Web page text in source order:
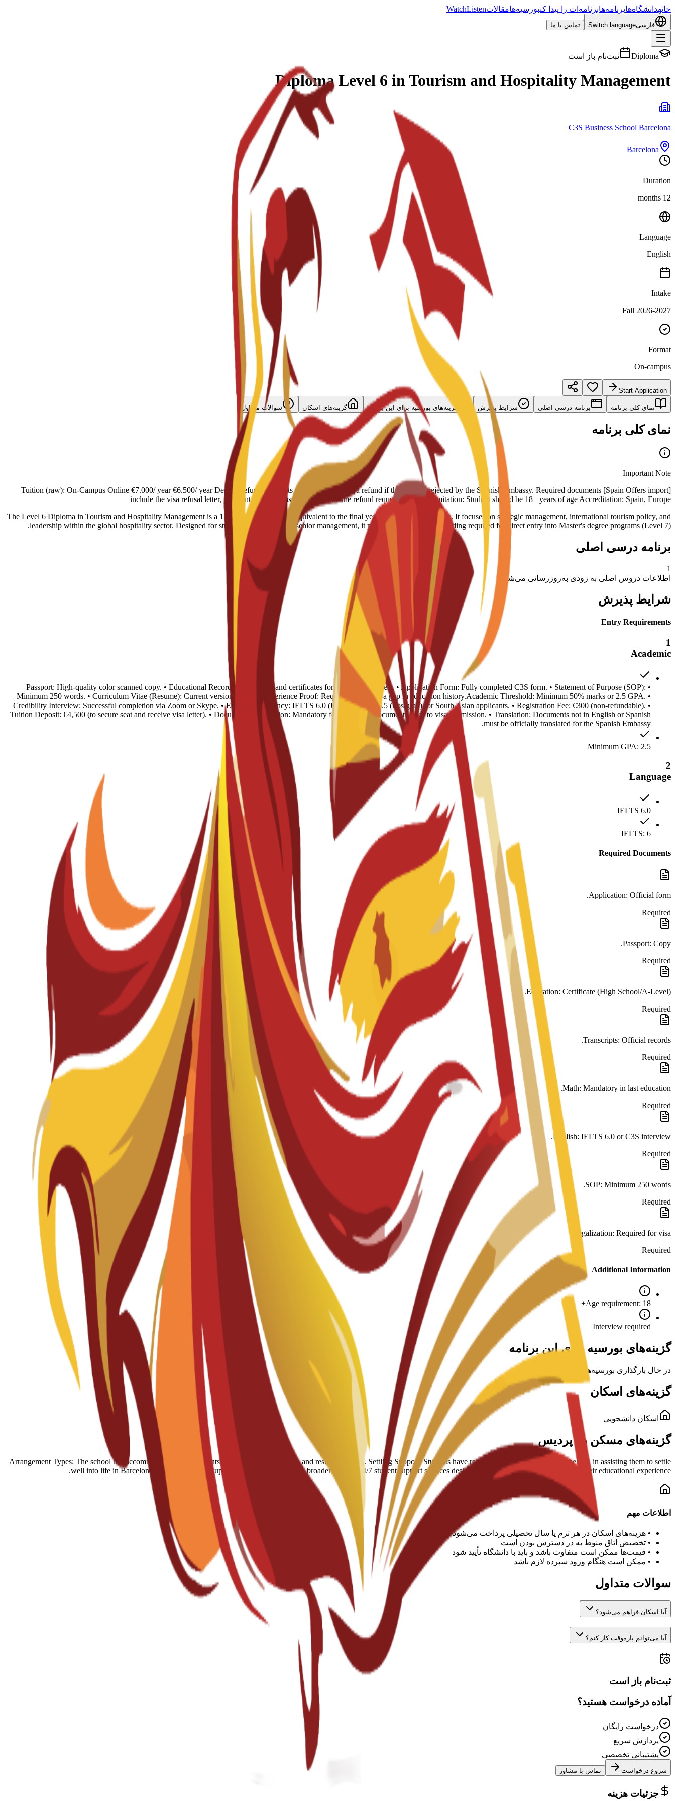
خانهدانشگاه‌هابرنامه‌هابرنامه‌ات را پیدا کنبورسیه‌هامقالات WatchListen
فارسیSwitch language تماس با ما
Diploma ثبت‌نام باز است
Diploma Level 6 in Tourism and Hospitality Management
C3S Business School Barcelona
Barcelona
Duration
12 months
Language
English
Intake
Fall 2026-2027
Format
On-campus
Start Application
نمای کلی برنامه برنامه درسی اصلی شرایط پذیرش گزینه‌های بورسیه برای این برنامه گزینه‌های اسکان سوالات متداول
نمای کلی برنامه
Important Note
[Spain Offers import] Tuition (raw): On-Campus Online €7.000/ year €6.500/ year Deposit refund: Students may be eligible for a refund if their visa is rejected by the Spanish Embassy. Required documents
include the visa refusal letter, payment receipts, passport copy, and the refund request form Age limitation: Student should be 18+ years of age Accreditation: Spain, Europe
The Level 6 Diploma in Tourism and Hospitality Management is a 120-credit qualification equivalent to the final year of a Bachelor's degree. It focuses on strategic management, international tourism policy, and
leadership within the global hospitality sector. Designed for students transitioning to senior management, it provides the academic standing required for direct entry into Master's degree programs (Level 7).
برنامه درسی اصلی
1
اطلاعات دروس اصلی به زودی به‌روزرسانی می‌شود
شرایط پذیرش
Entry Requirements
1
Academic
• Passport: High-quality color scanned copy. • Educational Records: Transcripts and certificates for all previous levels. • Application Form: Fully completed C3S form. • Statement of Purpose (SOP):
Minimum 250 words. • Curriculum Vitae (Resume): Current version. • Work Experience Proof: Required if there is a gap in education history.Academic Threshold: Minimum 50% marks or 2.5 GPA. •
Credibility Interview: Successful completion via Zoom or Skype. • English Proficiency: IELTS 6.0 (Undergrad) or 6.5 (Postgrad) for South Asian applicants. • Registration Fee: €300 (non-refundable). •
Tuition Deposit: €4,500 (to secure seat and receive visa letter). • Document Legalization: Mandatory for all official documents prior to visa submission. • Translation: Documents not in English or Spanish
must be officially translated for the Spanish Embassy.
Minimum GPA: 2.5
2
Language
IELTS 6.0
IELTS: 6
Required Documents
Application: Official form.
Required
Passport: Copy.
Required
Education: Certificate (High School/A-Level).
Required
Transcripts: Official records.
Required
Math: Mandatory in last education.
Required
English: IELTS 6.0 or C3S interview.
Required
SOP: Minimum 250 words.
Required
Legalization: Required for visa.
Required
Additional Information
Age requirement: 18+
Interview required
گزینه‌های بورسیه برای این برنامه
در حال بارگذاری بورسیه‌ها...
گزینه‌های اسکان
اسکان دانشجویی
گزینه‌های مسکن در پردیس
Arrangement Types: The school has accommodation arrangements with a number of hostels and residential halls. Settling Support: Students have reported that the school is very helpful in assisting them to settle
well into life in Barcelona. General Student Support: Guidance is part of a broader suite of 24/7 student support services designed to help students succeed during their educational experience.
اطلاعات مهم
• هزینه‌های اسکان در هر ترم یا سال تحصیلی پرداخت می‌شود
• تخصیص اتاق منوط به در دسترس بودن است
• قیمت‌ها ممکن است متفاوت باشد و باید با دانشگاه تأیید شود
• ممکن است هنگام ورود سپرده لازم باشد
سوالات متداول
آیا اسکان فراهم می‌شود؟
آیا می‌توانم پاره‌وقت کار کنم؟
ثبت‌نام باز است
آماده درخواست هستید؟
درخواست رایگان
پردازش سریع
پشتیبانی تخصصی
شروع درخواست تماس با مشاور
جزئیات هزینه